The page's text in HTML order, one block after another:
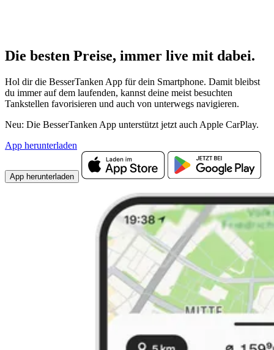
Die besten Preise, immer live mit dabei.
Hol dir die BesserTanken App für dein Smartphone. Damit bleibst
du immer auf dem laufenden, kannst deine meist besuchten
Tankstellen favorisieren und auch von unterwegs navigieren.
Neu: Die BesserTanken App unterstützt jetzt auch Apple CarPlay.
App herunterladen
App herunterladen